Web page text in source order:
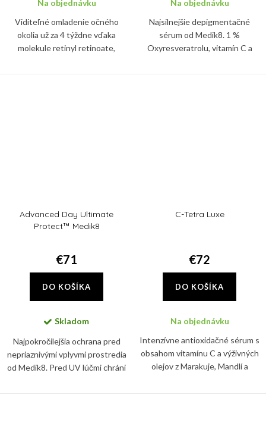
Na objednávku
Viditeľné omladenie očného
okolia už za 4 týždne vďaka
molekule retinyl retinoate,
Na objednávku
Najsilnejšie depigmentačné
sérum od Medik8. 1 %
Oxyresveratrolu, vitamín C a
Advanced Day Ultimate
Protect™ Medik8
€71
DO KOŠÍKA
Skladom
Najpokročilejšia ochrana pred
nepriaznivými vplyvmi prostredia
od Medik8. Pred UV lúčmi chráni
C-Tetra Luxe
€72
DO KOŠÍKA
Na objednávku
Intenzívne antioxidačné sérum s
obsahom vitamínu C a výživných
olejov z Marakuje, Mandlí a